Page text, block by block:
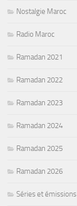
Nostalgie Maroc
Radio Maroc
Ramadan 2021
Ramadan 2022
Ramadan 2023
Ramadan 2024
Ramadan 2025
Ramadan 2026
Séries et émissions